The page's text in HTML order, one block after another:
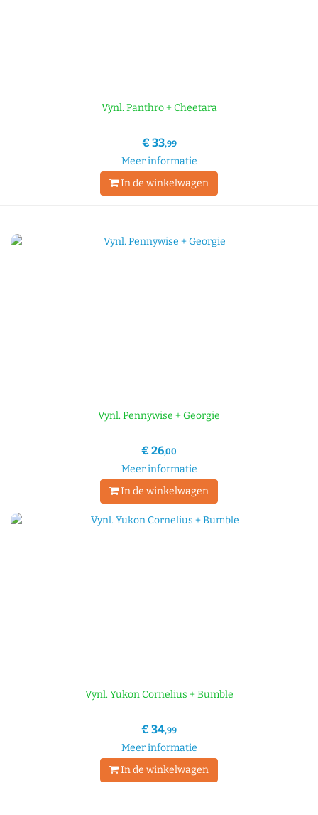
Vynl. Panthro + Cheetara
€ 33,99
Meer informatie
In de winkelwagen
Vynl. Pennywise + Georgie
€ 26,00
Meer informatie
In de winkelwagen
Vynl. Yukon Cornelius + Bumble
€ 34,99
Meer informatie
In de winkelwagen